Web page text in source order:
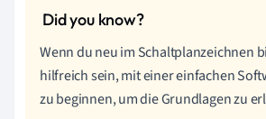
Wenn du neu im Schaltplanzeichnen
hilfreich sein, mit einer einfachen
zu beginnen, um die Grundlagen zu